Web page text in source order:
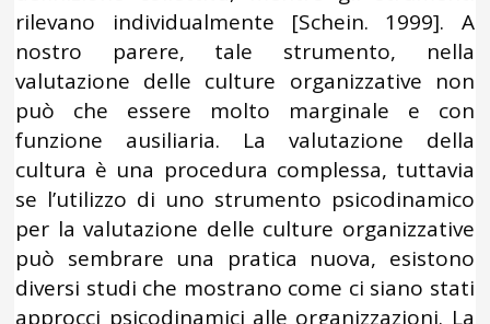
rilevano individualmente [Schein. 1999]. A
nostro parere, tale strumento, nella
valutazione delle culture organizzative non
può che essere molto marginale e con
funzione ausiliaria. La valutazione della
cultura è una procedura complessa, tuttavia
se l’utilizzo di uno strumento psicodinamico
per la valutazione delle culture organizzative
può sembrare una pratica nuova, esistono
diversi studi che mostrano come ci siano stati
approcci psicodinamici alle organizzazioni. La